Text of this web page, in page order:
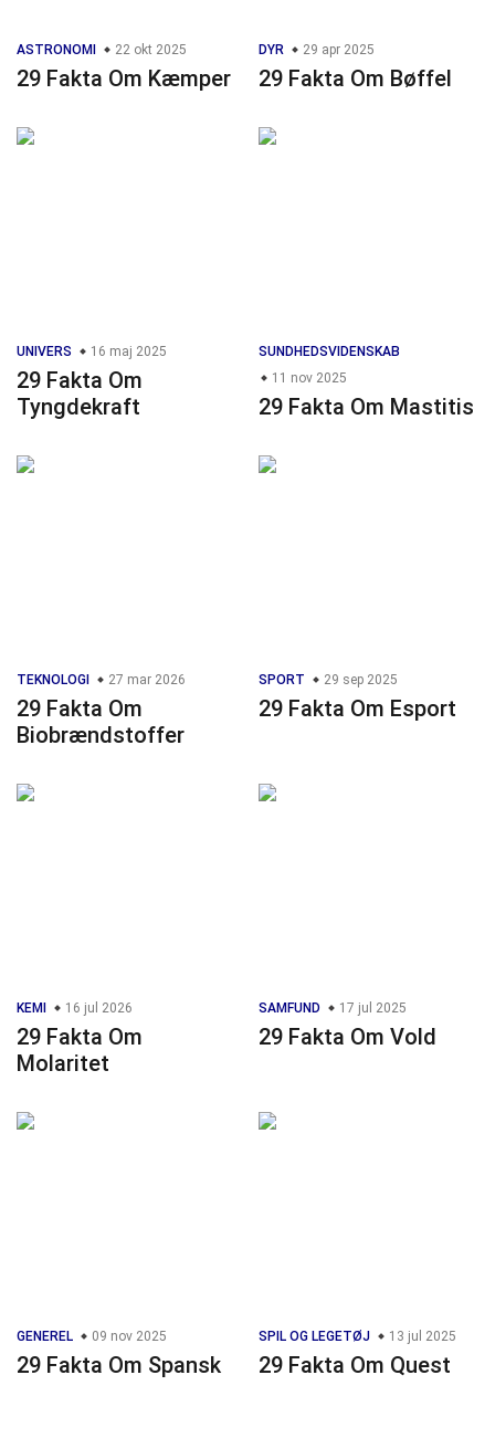
ASTRONOMI 22 okt 2025
29 Fakta Om Kæmper
DYR 29 apr 2025
29 Fakta Om Bøffel
UNIVERS 16 maj 2025
29 Fakta Om
Tyngdekraft
SUNDHEDSVIDENSKAB
11 nov 2025
29 Fakta Om Mastitis
TEKNOLOGI 27 mar 2026
29 Fakta Om
Biobrændstoffer
SPORT 29 sep 2025
29 Fakta Om Esport
KEMI 16 jul 2026
29 Fakta Om
Molaritet
SAMFUND 17 jul 2025
29 Fakta Om Vold
GENEREL 09 nov 2025
29 Fakta Om Spansk
SPIL OG LEGETØJ 13 jul 2025
29 Fakta Om Quest